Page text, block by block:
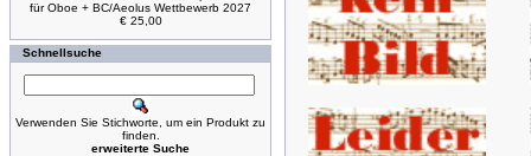
für Oboe + BC/Aeolus Wettbewerb 2027
€ 25,00
Schnellsuche
Verwenden Sie Stichworte, um ein Produkt zu
finden.
erweiterte Suche